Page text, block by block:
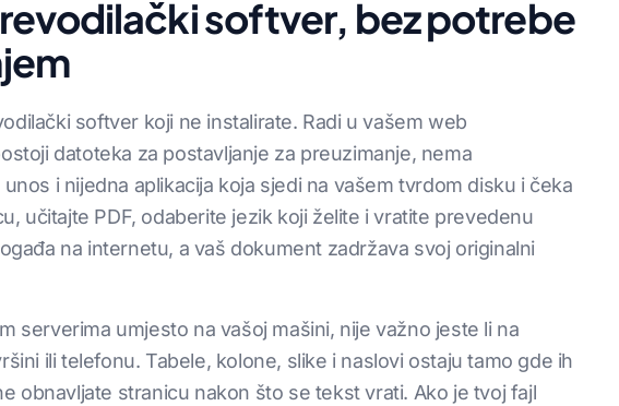
softver, bez potrebe
softver koji ne instalirate. Radi u vašem web
datoteka za postavljanje za preuzimanje, nema
i nijedna aplikacija koja sjedi na vašem tvrdom disku i čeka
učitajte PDF, odaberite jezik koji želite i vratite prevedenu
na internetu, a vaš dokument zadržava svoj originalni
serverima umjesto na vašoj mašini, nije važno jeste li na
ili telefonu. Tabele, kolone, slike i naslovi ostaju tamo gde ih
obnavljate stranicu nakon što se tekst vrati. Ako je tvoj fajl